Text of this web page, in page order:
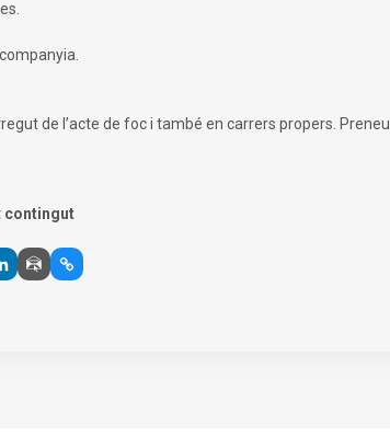
de l’acte de foc i també en carrers propers. Preneu
contingut